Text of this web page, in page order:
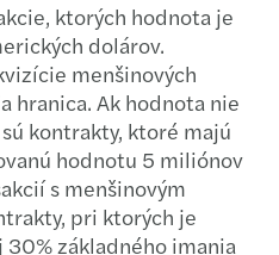
ktorých hodnota je
dolárov.
menšinových
hranica. Ak hodnota nie
kontrakty, ktoré majú
hodnotu 5 miliónov
s menšinovým
pri ktorých je
základného imania